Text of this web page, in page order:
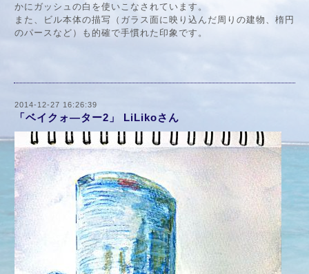
かにガッシュの白を使いこなされています。
また、ビル本体の描写（ガラス面に映り込んだ周りの建物、楕円
のパースなど）も的確で手慣れた印象です。
2014-12-27 16:26:39
「ベイクォ―ター2」 LiLikoさん